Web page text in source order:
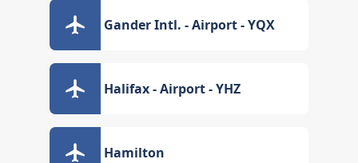
Gander Intl. - Airport - YQX
Halifax - Airport - YHZ
Hamilton